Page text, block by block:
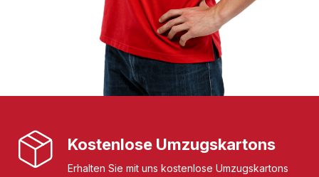
Kostenlose Umzugskartons
Erhalten Sie mit uns kostenlose Umzugskartons